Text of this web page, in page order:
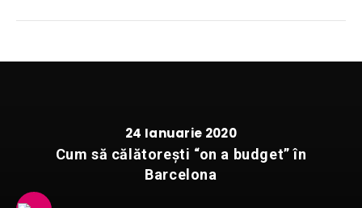
24 Ianuarie 2020
Cum să călătorești “on a budget” în
Barcelona